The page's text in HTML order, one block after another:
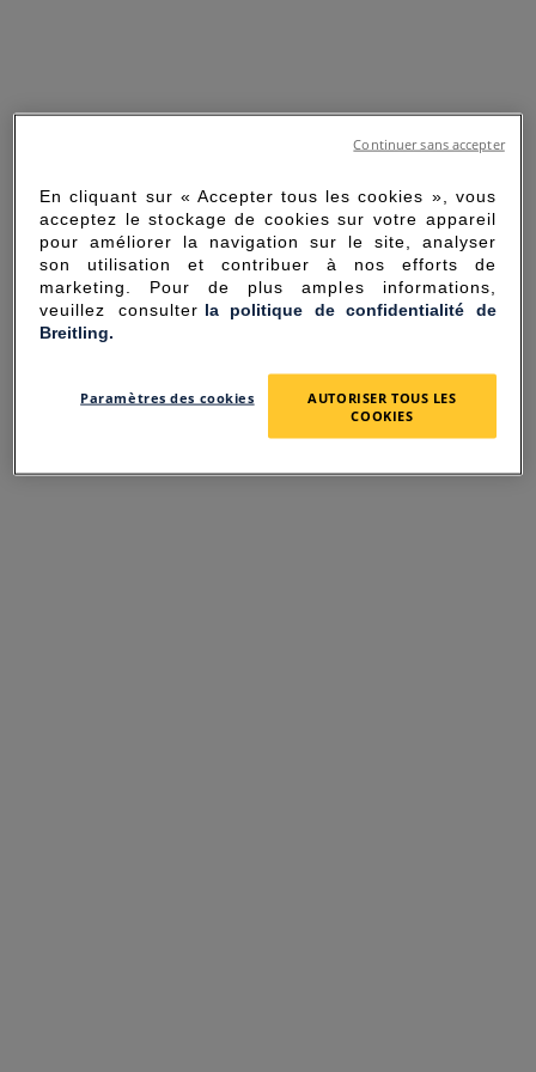
SORRY FOR THE
INCONVENIENCE
UNEXPECTED ERROR OCCURRED.
En cliquant sur « Accepter tous les cookies », vous
acceptez le stockage de cookies sur votre appareil
pour améliorer la navigation sur le site, analyser
son utilisation et contribuer à nos efforts de
marketing. Pour de plus amples informations,
veuillez consulter la politique de confidentialité de
Breitling.
Paramètres des cookies
AUTORISER TOUS LES
COOKIES
Continuer sans accepter